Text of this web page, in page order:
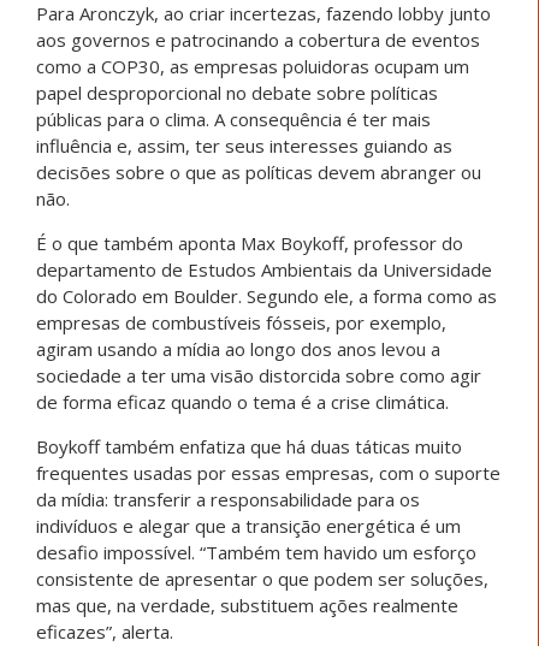
Para Aronczyk, ao criar incertezas, fazendo lobby junto
aos governos e patrocinando a cobertura de eventos
como a COP30, as empresas poluidoras ocupam um
papel desproporcional no debate sobre políticas
públicas para o clima. A consequência é ter mais
influência e, assim, ter seus interesses guiando as
decisões sobre o que as políticas devem abranger ou
não.
É o que também aponta Max Boykoff, professor do
departamento de Estudos Ambientais da Universidade
do Colorado em Boulder. Segundo ele, a forma como as
empresas de combustíveis fósseis, por exemplo,
agiram usando a mídia ao longo dos anos levou a
sociedade a ter uma visão distorcida sobre como agir
de forma eficaz quando o tema é a crise climática.
Boykoff também enfatiza que há duas táticas muito
frequentes usadas por essas empresas, com o suporte
da mídia: transferir a responsabilidade para os
indivíduos e alegar que a transição energética é um
desafio impossível. “Também tem havido um esforço
consistente de apresentar o que podem ser soluções,
mas que, na verdade, substituem ações realmente
eficazes”, alerta.